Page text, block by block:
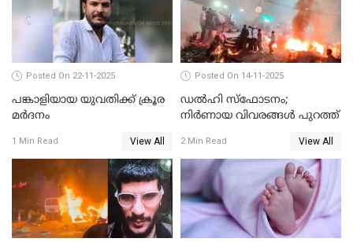
Posted On 22-11-2025
പങ്കാളിയായ യുവതിക്ക് ക്രൂര
മര്‍ദനം
1 Min Read View All
Posted On 14-11-2025
ഡല്‍ഹി സ്‌ഫോടനം;
നിര്‍ണായ വിവരങ്ങള്‍ പുറത്ത്
2 Min Read View All